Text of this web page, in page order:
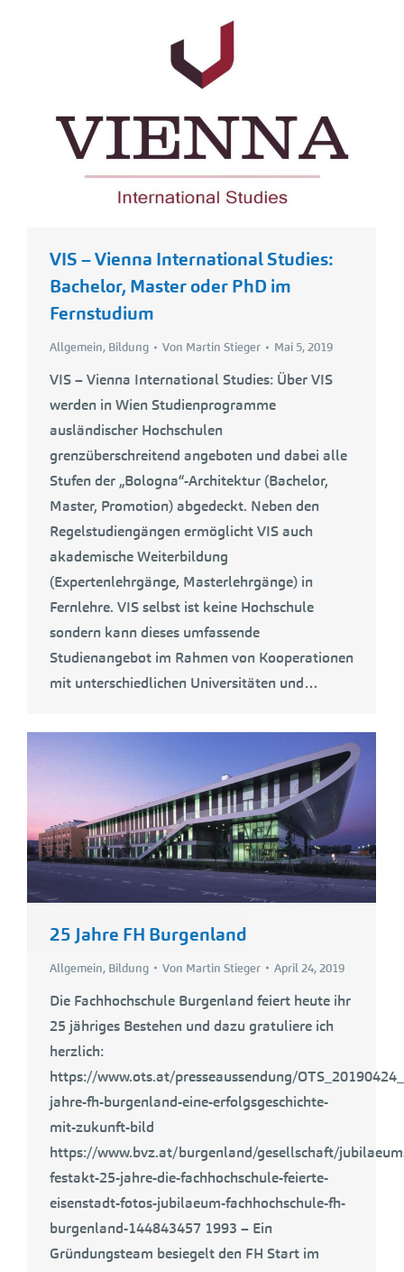
VIS – Vienna International Studies:
Bachelor, Master oder PhD im
Fernstudium
Allgemein, Bildung Von Martin Stieger Mai 5, 2019
VIS – Vienna International Studies: Über VIS
werden in Wien Studienprogramme
ausländischer Hochschulen
grenzüberschreitend angeboten und dabei alle
Stufen der „Bologna“-Architektur (Bachelor,
Master, Promotion) abgedeckt. Neben den
Regelstudiengängen ermöglicht VIS auch
akademische Weiterbildung
(Expertenlehrgänge, Masterlehrgänge) in
Fernlehre. VIS selbst ist keine Hochschule
sondern kann dieses umfassende
Studienangebot im Rahmen von Kooperationen
mit unterschiedlichen Universitäten und…
25 Jahre FH Burgenland
Allgemein, Bildung Von Martin Stieger April 24, 2019
Die Fachhochschule Burgenland feiert heute ihr
25 jähriges Bestehen und dazu gratuliere ich
herzlich:
https://www.ots.at/presseaussendung/
jahre-fh-burgenland-eine-erfolgsgeschichte-
mit-zukunft-bild
https://www.bvz.at/burgenland/gesellschaft/
festakt-25-jahre-die-fachhochschule-feierte-
eisenstadt-fotos-jubilaeum-fachhochschule-fh-
burgenland-144843457 1993 – Ein
Gründungsteam besiegelt den FH Start im